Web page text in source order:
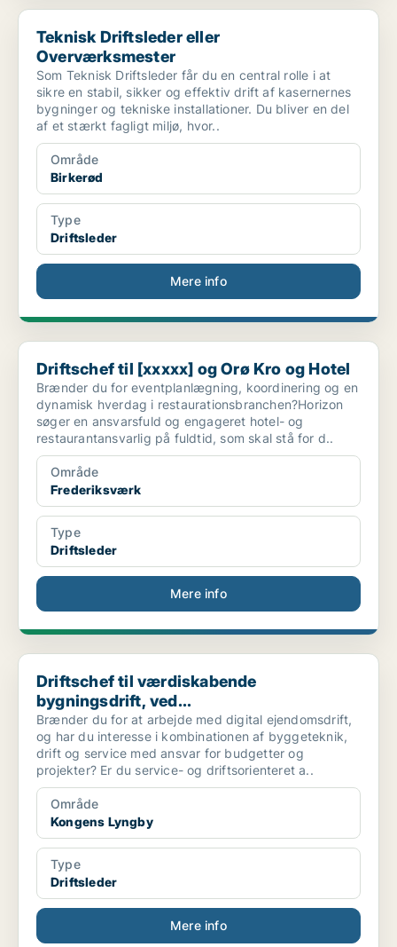
Teknisk Driftsleder eller Overværksmester
Teknisk Driftsleder eller
Overværksmester
Som Teknisk Driftsleder får du en central rolle i at
sikre en stabil, sikker og effektiv drift af kasernernes
bygninger og tekniske installationer. Du bliver en del
af et stærkt fagligt miljø, hvor..
Område
Birkerød
Type
Driftsleder
Mere info
Driftschef til [xxxxx] og Orø Kro og Hotel
Driftschef til [xxxxx] og Orø Kro og Hotel
Brænder du for eventplanlægning, koordinering og en
dynamisk hverdag i restaurationsbranchen?Horizon
søger en ansvarsfuld og engageret hotel- og
restaurantansvarlig på fuldtid, som skal stå for d..
Område
Frederiksværk
Type
Driftsleder
Mere info
Driftschef til værdiskabende bygningsdrift, ved...
Driftschef til værdiskabende
bygningsdrift, ved...
Brænder du for at arbejde med digital ejendomsdrift,
og har du interesse i kombinationen af byggeteknik,
drift og service med ansvar for budgetter og
projekter? Er du service- og driftsorienteret a..
Område
Kongens Lyngby
Type
Driftsleder
Mere info